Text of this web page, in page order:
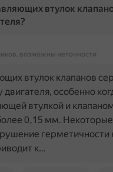
втулок
возможны неточности
втулок клапанов
двигателя, особенно
втулкой и
0,15 мм. Некоторые
герметичности
к…